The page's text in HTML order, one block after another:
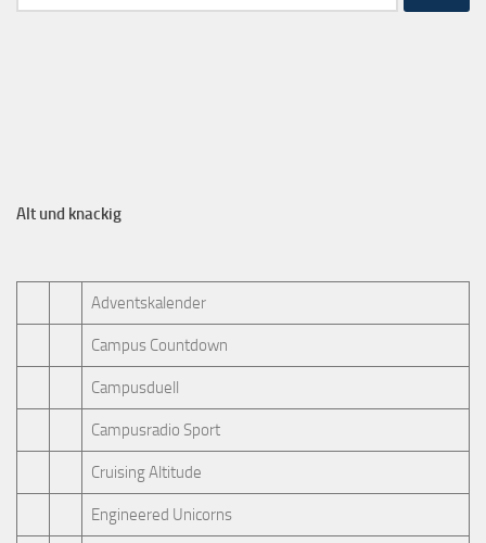
Alt und knackig
Adventskalender
Campus Countdown
Campusduell
Campusradio Sport
Cruising Altitude
Engineered Unicorns